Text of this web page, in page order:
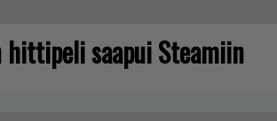
saapui Steamiin